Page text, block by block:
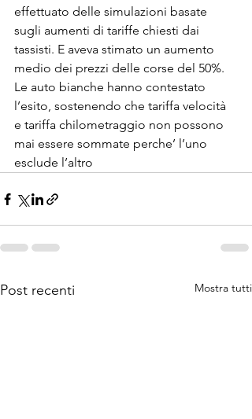
effettuato delle simulazioni basate
sugli aumenti di tariffe chiesti dai
tassisti. E aveva stimato un aumento
medio dei prezzi delle corse del 50%.
Le auto bianche hanno contestato
l’esito, sostenendo che tariffa velocità
e tariffa chilometraggio non possono
mai essere sommate perche’ l’uno
esclude l’altro
Post recenti Mostra tutti